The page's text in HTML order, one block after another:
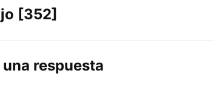
[352]
una respuesta